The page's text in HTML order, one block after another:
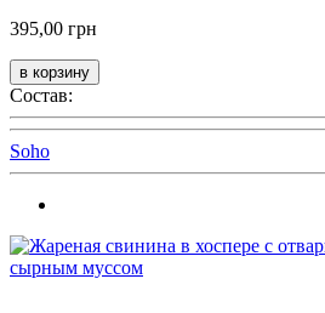
395,00 грн
Состав:
Soho